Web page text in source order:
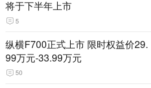
将于下半年上市
5
纵横F700正式上市 限时权益价29.
99万元-33.99万元
50